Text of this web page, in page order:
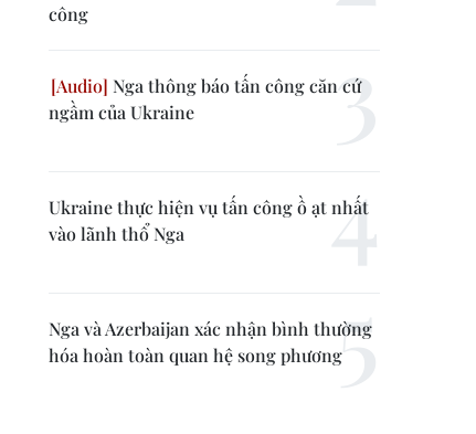
công
Nga thông báo tấn công căn cứ
ngầm của Ukraine
Ukraine thực hiện vụ tấn công ồ ạt nhất
vào lãnh thổ Nga
Nga và Azerbaijan xác nhận bình thường
hóa hoàn toàn quan hệ song phương